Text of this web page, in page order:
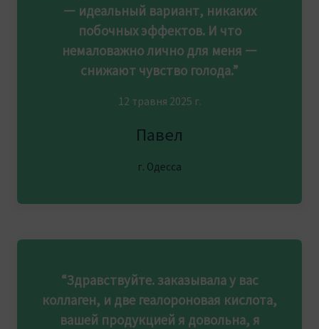
— идеальный вариант, никаких
побочных эффектов. И что
немаловажно лично для меня —
снижают чувство голода.”
12 травня 2025 г.
Павел
г. Одесса
“Здравствуйте. заказывала у вас
коллаген, и две геалороновая кислота,
вашей продукцией я довольна, я